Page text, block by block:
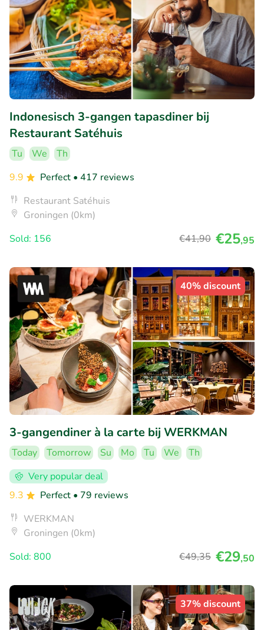
Indonesisch 3-gangen tapasdiner bij
Restaurant Satéhuis
Tu We
Th
9.9
Perfect • 417 reviews
Restaurant Satéhuis
Groningen (0km)
Sold: 156
€41,90 €25,95
40% discount
3-gangendiner à la carte bij WERKMAN
Today Tomorrow Su Mo Tu We
Th
Very popular deal
9.3
Perfect • 79 reviews
WERKMAN
Groningen (0km)
Sold: 800
€49,35 €29,50
37% discount